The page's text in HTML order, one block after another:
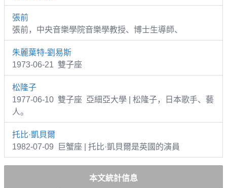
張前
張前，中央音樂學院音樂學教授、博士生導師、
朱麗葉特-劉易斯
1973-06-21 雙子座
松隆子
1977-06-10 雙子座 亞細亞大學 | 松隆子，日本歌手、藝
人。
托比·凱貝爾
1982-07-09 巨蟹座 | 托比·凱貝爾是英國的演員
本文統計信息